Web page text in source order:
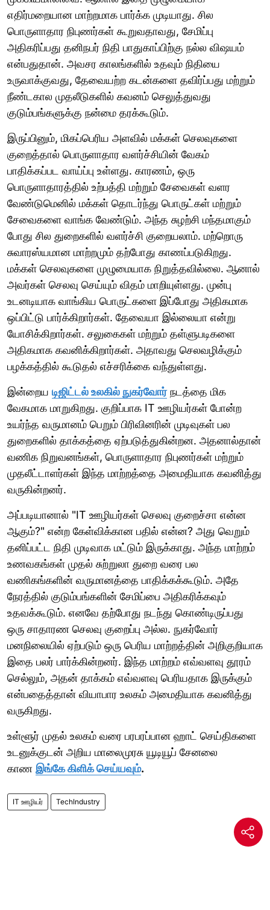
எதிர்மறையான மாற்றமாக பார்க்க முடியாது. சில
பொருளாதார நிபுணர்கள் கூறுவதாவது, சேமிப்பு
அதிகரிப்பது தனிநபர் நிதி பாதுகாப்பிற்கு நல்ல விஷயம்
என்பதுதான். அவசர காலங்களில் உதவும் நிதியை
உருவாக்குவது, தேவையற்ற கடன்களை தவிர்ப்பது மற்றும்
நீண்டகால முதலீடுகளில் கவனம் செலுத்துவது
குடும்பங்களுக்கு நன்மை தரக்கூடும்.
இருப்பினும், மிகப்பெரிய அளவில் மக்கள் செலவுகளை
குறைத்தால் பொருளாதார வளர்ச்சியின் வேகம்
பாதிக்கப்பட வாய்ப்பு உள்ளது. காரணம், ஒரு
பொருளாதாரத்தில் உற்பத்தி மற்றும் சேவைகள் வளர
வேண்டுமெனில் மக்கள் தொடர்ந்து பொருட்கள் மற்றும்
சேவைகளை வாங்க வேண்டும். அந்த சுழற்சி மந்தமாகும்
போது சில துறைகளில் வளர்ச்சி குறையலாம். மற்றொரு
சுவாரஸ்யமான மாற்றமும் தற்போது காணப்படுகிறது.
மக்கள் செலவுகளை முழுமையாக நிறுத்தவில்லை. ஆனால்
அவர்கள் செலவு செய்யும் விதம் மாறியுள்ளது. முன்பு
உடனடியாக வாங்கிய பொருட்களை இப்போது அதிகமாக
ஒப்பிட்டு பார்க்கிறார்கள். தேவையா இல்லையா என்று
யோசிக்கிறார்கள். சலுகைகள் மற்றும் தள்ளுபடிகளை
அதிகமாக கவனிக்கிறார்கள். அதாவது செலவழிக்கும்
பழக்கத்தில் கூடுதல் எச்சரிக்கை வந்துள்ளது.
இன்றைய டிஜிட்டல் உலகில் நுகர்வோர்நடத்தை மிக
வேகமாக மாறுகிறது. குறிப்பாக IT ஊழியர்கள் போன்ற
உயர்ந்த வருமானம் பெறும் பிரிவினரின் முடிவுகள் பல
துறைகளில் தாக்கத்தை ஏற்படுத்துகின்றன. அதனால்தான்
வணிக நிறுவனங்கள், பொருளாதார நிபுணர்கள் மற்றும்
முதலீட்டாளர்கள் இந்த மாற்றத்தை அமைதியாக கவனித்து
வருகின்றனர்.
அப்படியானால் "IT ஊழியர்கள் செலவு குறைச்சா என்ன
ஆகும்?" என்ற கேள்விக்கான பதில் என்ன? அது வெறும்
தனிப்பட்ட நிதி முடிவாக மட்டும் இருக்காது. அந்த மாற்றம்
உணவகங்கள் முதல் சுற்றுலா துறை வரை பல
வணிகங்களின் வருமானத்தை பாதிக்கக்கூடும். அதே
நேரத்தில் குடும்பங்களின் சேமிப்பை அதிகரிக்கவும்
உதவக்கூடும். எனவே தற்போது நடந்து கொண்டிருப்பது
ஒரு சாதாரண செலவு குறைப்பு அல்ல. நுகர்வோர்
மனநிலையில் ஏற்படும் ஒரு பெரிய மாற்றத்தின் அறிகுறியாக
இதை பலர் பார்க்கின்றனர். இந்த மாற்றம் எவ்வளவு தூரம்
செல்லும், அதன் தாக்கம் எவ்வளவு பெரியதாக இருக்கும்
என்பதைத்தான் வியாபார உலகம் அமைதியாக கவனித்து
வருகிறது.
உள்ளூர் முதல் உலகம் வரை பரபரப்பான ஹாட் செய்திகளை
உடனுக்குடன் அறிய மாலைமுரசு யூடியூப் சேனலை
காண இங்கே கிளிக் செய்யவும்.
IT ஊழியர் TechIndustry